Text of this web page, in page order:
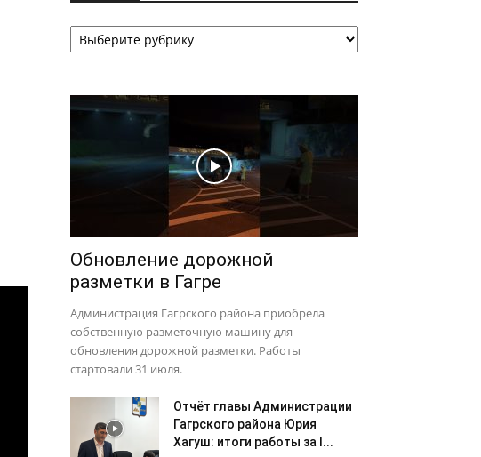
Рубрики
Обновление дорожной
разметки в Гагре
Администрация Гагрского района приобрела
собственную разметочную машину для
обновления дорожной разметки. Работы
стартовали 31 июля.
Отчёт главы Администрации
Гагрского района Юрия
Хагуш: итоги работы за I...